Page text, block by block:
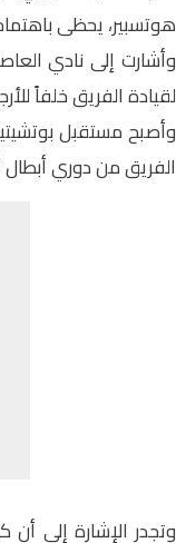
هوتسبير، يحظى
وأشارت إلى نادي
لقيادة الفريق خلفاً
وأصبح مستقبل
الفريق من دوري أبطال
وتجدر الإشارة إلى أن